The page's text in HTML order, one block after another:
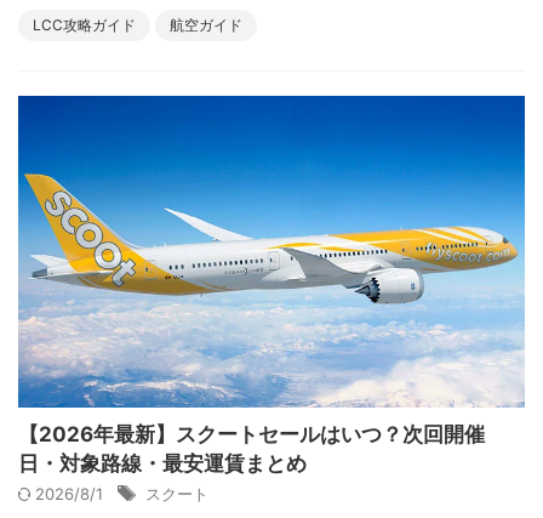
LCC攻略ガイド 航空ガイド
【2026年最新】スクートセールはいつ？次回開催
日・対象路線・最安運賃まとめ
2026/8/1 スクート